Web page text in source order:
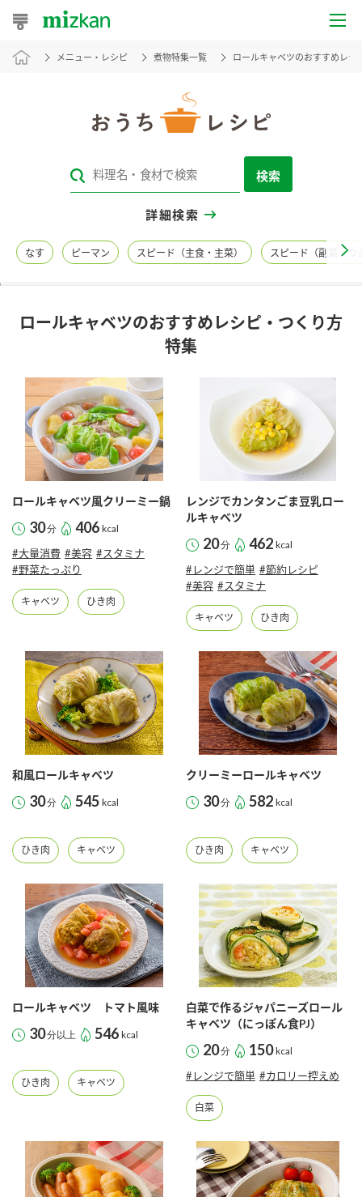
おうちレシピ
レシピカテゴリ一覧
レシピ名特集
商品情報
商品カテゴリ
酢 調味酢
お酢ドリンク ぽん酢
みりん風・料理酒
たれ
スープ 中華
クイック調味料 レモン果汁
炊き込みご飯の素 米飯用調味液
納豆 Fibee
新商品一覧
キャンペーン情報
ブランド・スペシャルサイト
ブランド・スペシャルサイト トップ
商品ブランドサイト
くらしプラ酢
お酢ドリンク
味ぽん
ぽん酢
かおりの蔵
つゆ
鍋なび
納豆のサイト
PIN印
三ツ判山吹
千夜
スペシャルサイト
お酢を知ろう！
すしラボ
ぽん酢サワー
納豆の豆知識
鍋奉行マニュアル
ロングセラー商品 ＋ おすすめレシピ
人気商品 ＋ おすすめレシピ
企業情報
国内事業概要
企業理念
ミツカンの歴史
ミツカンを知る
環境への取り組み
水の文化センター（アーカイブ）
ZENB initiative
MIM（ミツカンミュージアム）
おいしさと健康への取り組み
採用情報
ニュースリリース
お客様相談センター
販売終了製品のご案内
よくあるご質問
地図から取り扱い店舗を探す
メニュー・レシピ 煮物特集一覧 ロールキャベツのおすすめレシ
検索
詳細検索
なす ピーマン スピード（主食・主菜） スピード（副菜・つ
ロールキャベツのおすすめレシピ・つくり方
特集
ロールキャベツ風クリーミー鍋
30分 406 kcal
#大量消費 #美容 #スタミナ
#野菜たっぷり
キャベツ ひき肉
レンジでカンタンごま豆乳ロー
ルキャベツ
20分 462 kcal
#レンジで簡単 #節約レシピ
#美容 #スタミナ
キャベツ ひき肉
和風ロールキャベツ
30分 545 kcal
ひき肉 キャベツ
クリーミーロールキャベツ
30分 582 kcal
ひき肉 キャベツ
ロールキャベツ トマト風味
30分以上 546 kcal
ひき肉 キャベツ
白菜で作るジャパニーズロール
キャベツ（にっぽん食PJ）
20分 150 kcal
#レンジで簡単 #カロリー控えめ
白菜